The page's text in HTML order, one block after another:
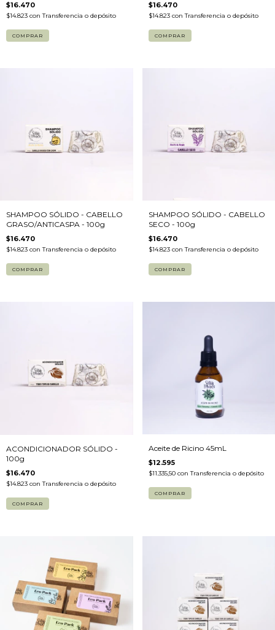
$16.470
$14.823 con Transferencia o depósito
$16.470
$14.823 con Transferencia o depósito
SHAMPOO SÓLIDO - CABELLO
GRASO/ANTICASPA - 100g
$16.470
$14.823 con Transferencia o depósito
SHAMPOO SÓLIDO - CABELLO
SECO - 100g
$16.470
$14.823 con Transferencia o depósito
ACONDICIONADOR SÓLIDO -
100g
$16.470
$14.823 con Transferencia o depósito
Aceite de Ricino 45mL
$12.595
$11.335,50 con Transferencia o depósito